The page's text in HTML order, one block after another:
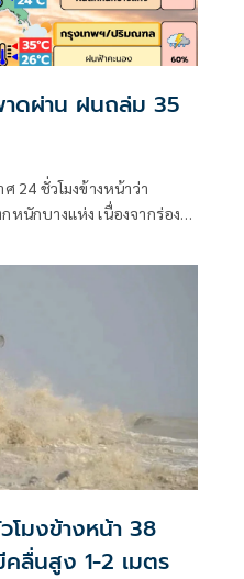
ดผ่าน ฝนถล่ม 35
24 ชั่วโมงข้างหน้าว่า
นักบางแห่ง เนื่องจากร่อง
มงข้างหน้า 38
ลื่นสูง 1-2 เมตร